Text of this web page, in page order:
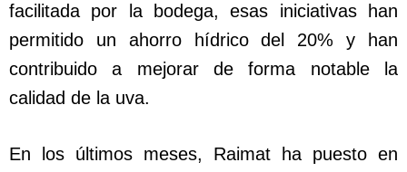
facilitada por la bodega, esas iniciativas han
permitido un ahorro hídrico del 20% y han
contribuido a mejorar de forma notable la
calidad de la uva.
En los últimos meses, Raimat ha puesto en